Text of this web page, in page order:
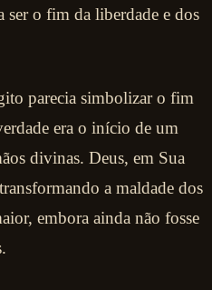
ser o fim da liberdade e dos
parecia simbolizar o fim
era o início de um
divinas. Deus, em Sua
a maldade dos
embora ainda não fosse